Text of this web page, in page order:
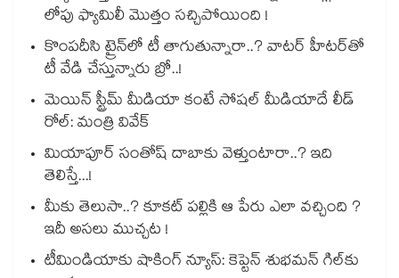
లోపు ఫ్యామిలీ మొత్తం సచ్చిపోయింది !
కొంపదీసి ట్రైన్⁬లో టీ తాగుతున్నారా..? వాటర్ హీటర్⁭⁭తో
టీ వేడి చేస్తున్నారు బ్రో..!
మెయిన్ స్ట్రీమ్ మీడియా కంటే సోషల్ మీడియాదే లీడ్
రోల్: మంత్రి వివేక్
మియాపూర్ సంతోష్ దాబాకు వెళ్తుంటారా..? ఇది
తెలిస్తే...!
మీకు తెలుసా..? కూకట్ పల్లికి ఆ పేరు ఎలా వచ్చింది ?
ఇదీ అసలు ముచ్చట !
టీమిండియాకు షాకింగ్ న్యూస్: కెప్టెన్ శుభమన్ గిల్‎కు